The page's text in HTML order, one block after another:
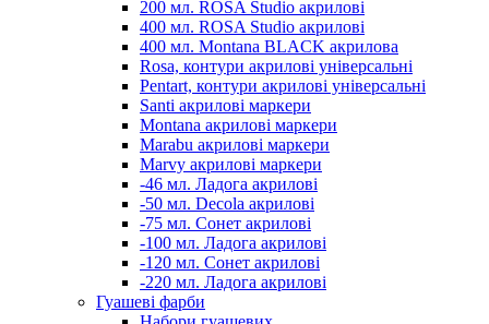
200 мл. ROSA Studio акрилові
400 мл. ROSA Studio акрилові
400 мл. Montana BLACK акрилова
Rosa, контури акрилові універсальні
Pentart, контури акрилові універсальні
Santi акрилові маркери
Montana акрилові маркери
Marabu акрилові маркери
Marvy акрилові маркери
-46 мл. Ладога акрилові
-50 мл. Decola акрилові
-75 мл. Сонет акрилові
-100 мл. Ладога акрилові
-120 мл. Сонет акрилові
-220 мл. Ладога акрилові
Гуашеві фарби